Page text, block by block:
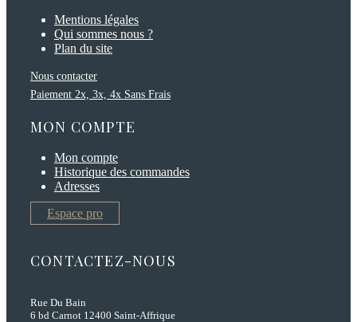
Mentions légales
Qui sommes nous ?
Plan du site
Nous contacter
Paiement 2x, 3x, 4x Sans Frais
MON COMPTE
Mon compte
Historique des commandes
Adresses
Espace pro
CONTACTEZ-NOUS
Rue Du Bain
6 bd Carnot 12400 Saint-Affrique